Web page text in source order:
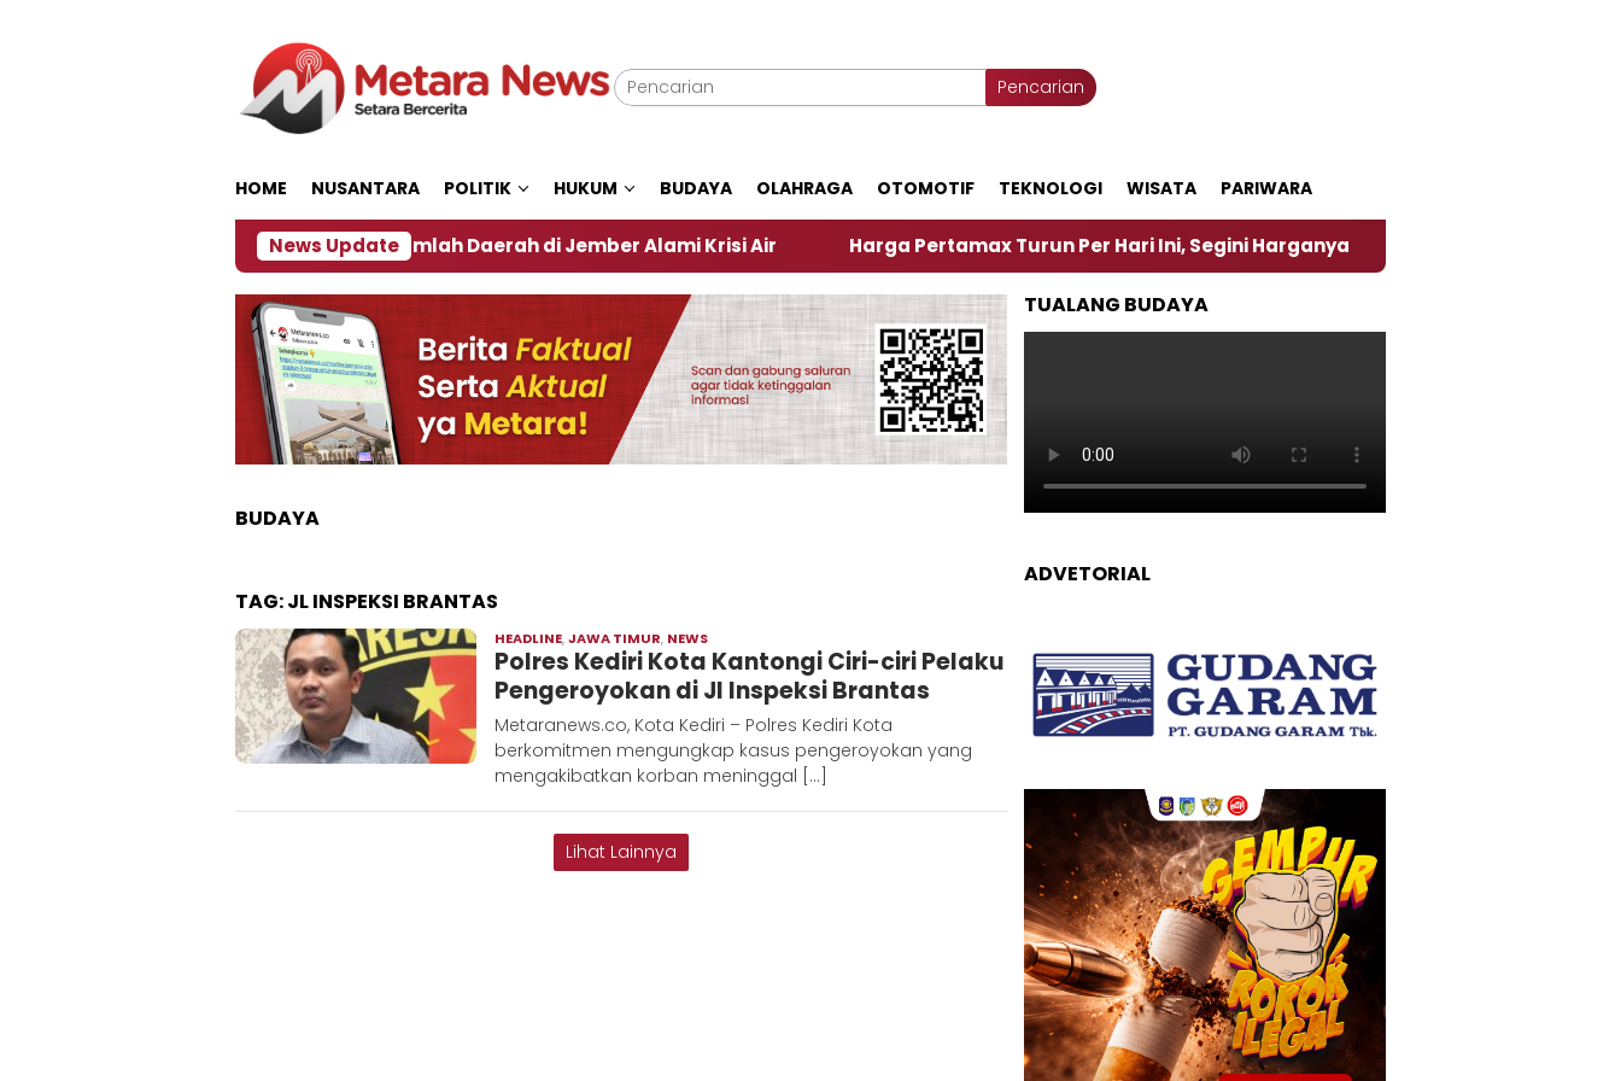
Pencarian
HOME NUSANTARA POLITIK HUKUM BUDAYA OLAHRAGA OTOMOTIF TEKNOLOGI WISATA PARIWARA
News Update
Dampak El Nino, Sejumlah Daerah di Jember Alami Krisi Air Harga Pertamax Turun Per Hari Ini, Segini Harganya ‎Nasirun Maestro Lukis
BUDAYA
TAG:JL INSPEKSI BRANTAS
HEADLINE,JAWA TIMUR, NEWS
Hadi
Polres Kediri Kota Kantongi Ciri-ciri Pelaku
Pengeroyokan di Jl Inspeksi Brantas
Metaranews.co, Kota Kediri – Polres Kediri Kota
berkomitmen mengungkap kasus pengeroyokan yang
mengakibatkan korban meninggal […]
Lihat Lainnya
TUALANG BUDAYA
ADVETORIAL